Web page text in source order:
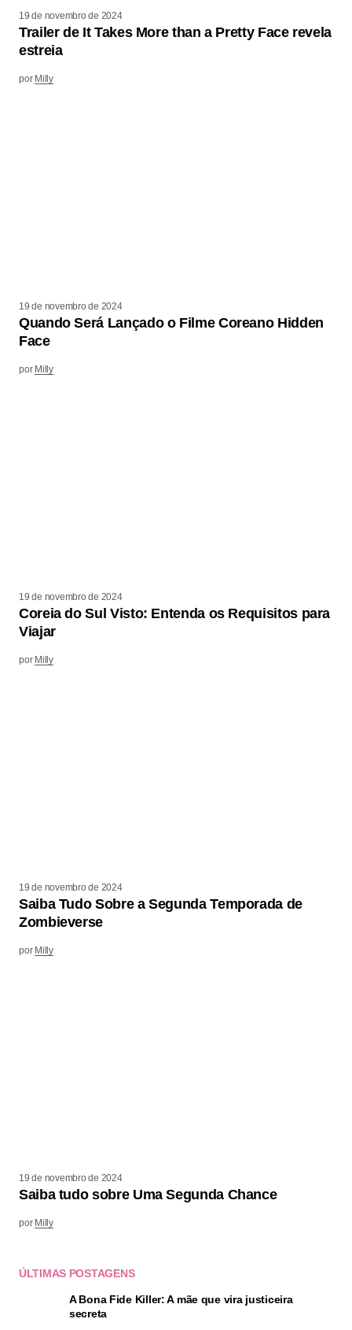
19 de novembro de 2024
Trailer de It Takes More than a Pretty Face revela
estreia
por Milly
19 de novembro de 2024
Quando Será Lançado o Filme Coreano Hidden
Face
por Milly
19 de novembro de 2024
Coreia do Sul Visto: Entenda os Requisitos para
Viajar
por Milly
19 de novembro de 2024
Saiba Tudo Sobre a Segunda Temporada de
Zombieverse
por Milly
19 de novembro de 2024
Saiba tudo sobre Uma Segunda Chance
por Milly
ÚLTIMAS POSTAGENS
A Bona Fide Killer: A mãe que vira justiceira
secreta